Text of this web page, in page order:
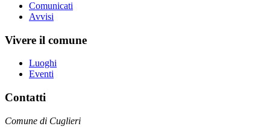
Comunicati
Avvisi
Vivere il comune
Luoghi
Eventi
Contatti
Comune di Cuglieri